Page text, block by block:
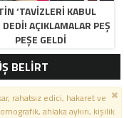
‘TAVIZLERI KABUL
DEDI! AÇIKLAMALAR PEŞ
PEŞE GELDI
BELİRT
rahatsız edici, hakaret ve
ahlaka aykırı, kişilik